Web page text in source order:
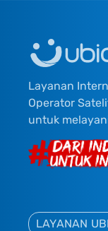
Layanan
Operator
untuk
LAYANAN